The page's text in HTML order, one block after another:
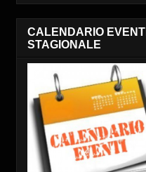
CALENDARIO EVENTI
STAGIONALE